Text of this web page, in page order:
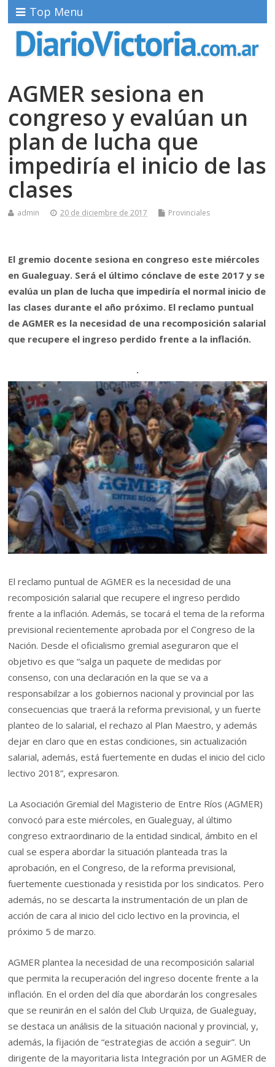
Top Menu
AGMER sesiona en
congreso y evalúan un
plan de lucha que
impediría el inicio de las
clases
admin 20 de diciembre de 2017 Provinciales
El gremio docente sesiona en congreso este miércoles
en Gualeguay. Será el último cónclave de este 2017 y se
evalúa un plan de lucha que impediría el normal inicio de
las clases durante el año próximo. El reclamo puntual
de AGMER es la necesidad de una recomposición salarial
que recupere el ingreso perdido frente a la inflación.
.
El reclamo puntual de AGMER es la necesidad de una
recomposición salarial que recupere el ingreso perdido
frente a la inflación. Además, se tocará el tema de la reforma
previsional recientemente aprobada por el Congreso de la
Nación. Desde el oficialismo gremial aseguraron que el
objetivo es que “salga un paquete de medidas por
consenso, con una declaración en la que se va a
responsabilzar a los gobiernos nacional y provincial por las
consecuencias que traerá la reforma previsional, y un fuerte
planteo de lo salarial, el rechazo al Plan Maestro, y además
dejar en claro que en estas condiciones, sin actualización
salarial, además, está fuertemente en dudas el inicio del ciclo
lectivo 2018”, expresaron.
La Asociación Gremial del Magisterio de Entre Ríos (AGMER)
convocó para este miércoles, en Gualeguay, al último
congreso extraordinario de la entidad sindical, ámbito en el
cual se espera abordar la situación planteada tras la
aprobación, en el Congreso, de la reforma previsional,
fuertemente cuestionada y resistida por los sindicatos. Pero
además, no se descarta la instrumentación de un plan de
acción de cara al inicio del ciclo lectivo en la provincia, el
próximo 5 de marzo.
AGMER plantea la necesidad de una recomposición salarial
que permita la recuperación del ingreso docente frente a la
inflación. En el orden del día que abordarán los congresales
que se reunirán en el salón del Club Urquiza, de Gualeguay,
se destaca un análisis de la situación nacional y provincial, y,
además, la fijación de “estrategias de acción a seguir”. Un
dirigente de la mayoritaria lista Integración por un AGMER de